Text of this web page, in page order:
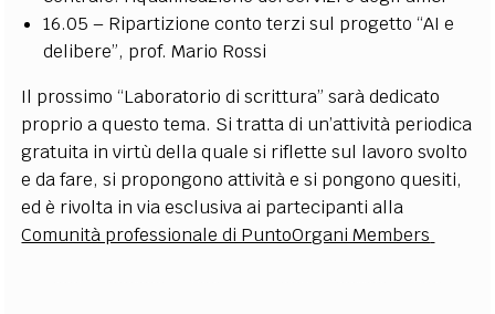
16.05 – Ripartizione conto terzi sul progetto “AI e
delibere”, prof. Mario Rossi
Il prossimo “Laboratorio di scrittura” sarà dedicato
proprio a questo tema. Si tratta di un’attività periodica
gratuita in virtù della quale si riflette sul lavoro svolto
e da fare, si propongono attività e si pongono quesiti,
ed è rivolta in via esclusiva ai partecipanti alla
Comunità professionale di PuntoOrgani Members